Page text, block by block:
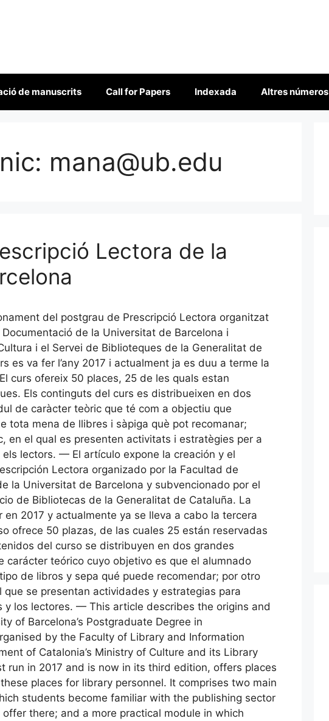
de manuscrits Call for Papers Indexada Altres números
mana@ub.edu
Lectora de la
del postgrau de Prescripció Lectora organitzat
de la Universitat de Barcelona i
i el Servei de Biblioteques de la Generalitat de
es va fer l’any 2017 i actualment ja es duu a terme la
curs ofereix 50 places, 25 de les quals estan
Els continguts del curs es distribueixen en dos
de caràcter teòric que té com a objectiu que
tota mena de llibres i sàpiga què pot recomanar;
en el qual es presenten activitats i estratègies per a
lectors. — El artículo expone la creación y el
Lectora organizado por la Facultad de
la Universitat de Barcelona y subvencionado por el
de Bibliotecas de la Generalitat de Cataluña. La
2017 y actualmente ya se lleva a cabo la tercera
ofrece 50 plazas, de las cuales 25 están reservadas
del curso se distribuyen en dos grandes
carácter teórico cuyo objetivo es que el alumnado
de libros y sepa qué puede recomendar; por otro
se presentan actividades y estrategias para
y los lectores. — This article describes the origins and
of Barcelona’s Postgraduate Degree in
by the Faculty of Library and Information
of Catalonia’s Ministry of Culture and its Library
run in 2017 and is now in its third edition, offers places
places for library personnel. It comprises two main
students become familiar with the publishing sector
there; and a more practical module in which